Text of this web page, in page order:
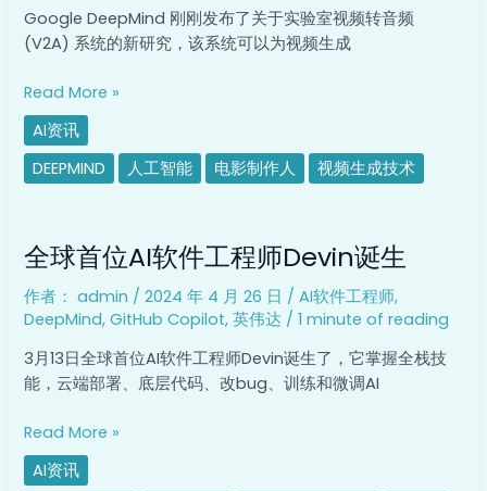
Google DeepMind 刚刚发布了关于实验室视频转音频
(V2A) 系统的新研究，该系统可以为视频生成
声
音
Read More »
AI资讯
DEEPMIND
人工智能 电影制作人 视频生成技术
全球首位AI软件工程师Devin诞生
作者： admin /2024 年 4 月 26 日 /AI软件工程师,
DeepMind,GitHub Copilot,英伟达 /1 minute of reading
3月13日全球首位AI软件工程师Devin诞生了，它掌握全栈技
能，云端部署、底层代码、改bug、训练和微调AI
球
位
AI
软
件
程
师
Devin
Read More »
AI资讯